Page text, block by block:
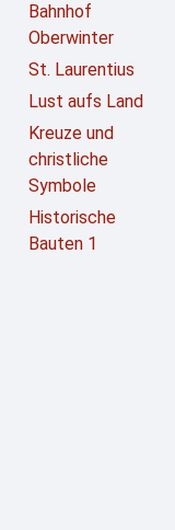
Bahnhof
Oberwinter
St. Laurentius
Lust aufs Land
Kreuze und
christliche
Symbole
Historische
Bauten 1